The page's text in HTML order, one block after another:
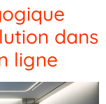
dans
ligne